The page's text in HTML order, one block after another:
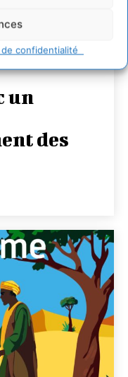
de confidentialité
un
des